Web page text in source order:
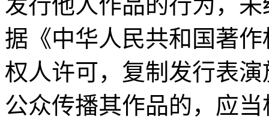
据《中华人民共和国著
权人许可，复制发行表
公众传播其作品的，应